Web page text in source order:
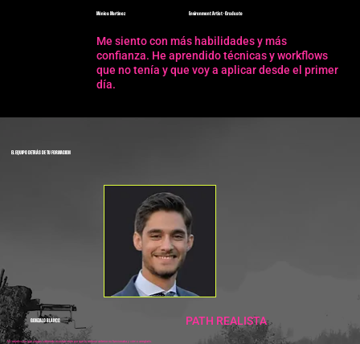
Mónica Martínez Environment Artist · Graduate
Me siento con más habilidades y más
confianza. He aprendido técnicas y workflows
que no tenía y que voy a aplicar desde el primer
día.
EL EQUIPO DETRÁS DE TU FORMACION
GONZALO BLANCO PATH REALISTA
Mi objetivo es que salgas sabiendo exactamente por qué tu entorno anterior no funcionaba y cómo arreglarlo.